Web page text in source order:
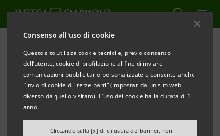
Consenso all'uso di cookie
Questo sito utilizza cookie tecnici e, previo consenso
dell’utente, cookie di profilazione al fine di inviare
comunicazioni pubblicitarie personalizzate e consente anche
l'invio di cookie di "terze parti" (impostati da un sito web
diverso da quello visitato). L'uso dei cookie ha la durata di 1
anno.
Cliccando sulla [x] di chiusura del banner, non
Comunicati stampa
STAMPA AGGIORNA
INTESA SANPAOLO: INTEGRAZIONE DELL’AVVISO DI
CONVOCAZIONE DELL’ASSEMBLEA
Assemblea degli azionistidi Intesa Sanpaolo